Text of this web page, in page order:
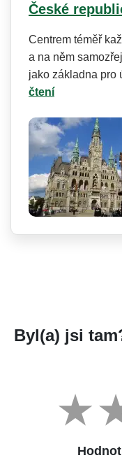
České
Centrem téměř
a na něm
jako základna pro
čtení
Byl(a) jsi